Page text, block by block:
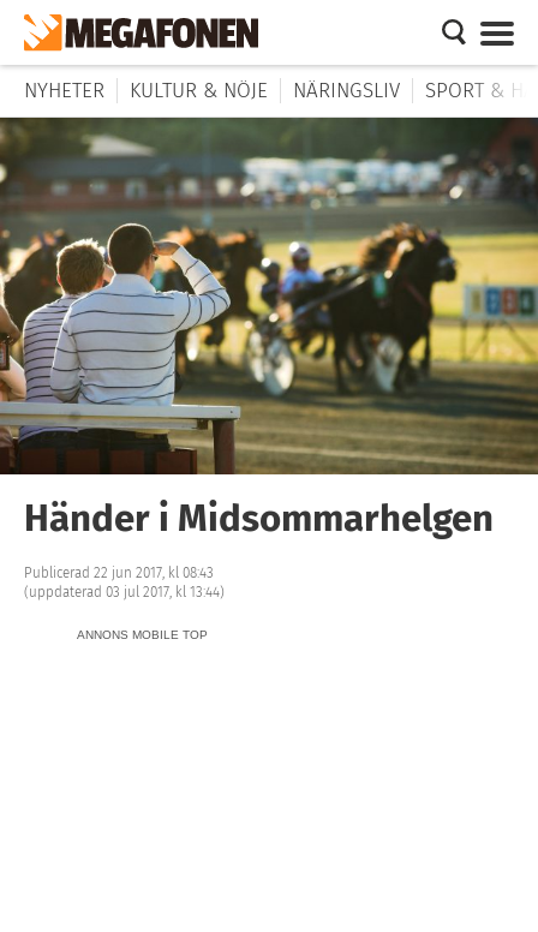
NYHETER KULTUR & NÖJE NÄRINGSLIV SPORT &
Händer i Midsommarhelgen
Publicerad 22 jun 2017, kl 08:43
(uppdaterad 03 jul 2017, kl 13:44)
ANNONS MOBILE TOP